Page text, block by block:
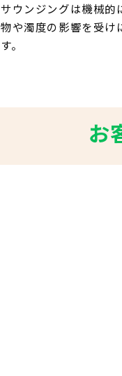
サウンジングは機械的
物や濁度の影響を受け
す。
お